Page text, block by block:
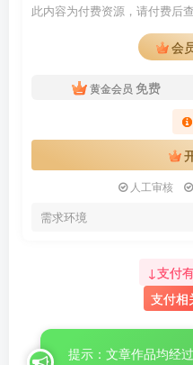
此内容为付费资源，请付费后
会
黄金会员 免费
人工审核
需求环境
↓支付
支付相
提示：文章作品均经